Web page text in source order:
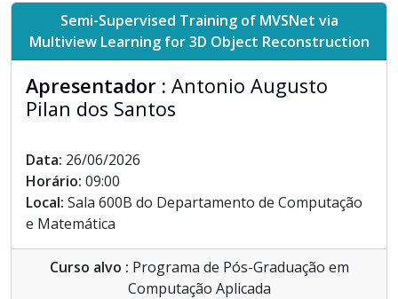
Semi-Supervised Training of MVSNet via
Multiview Learning for 3D Object Reconstruction
Apresentador : Antonio Augusto
Pilan dos Santos
Data: 26/06/2026
Horário: 09:00
Local: Sala 600B do Departamento de Computação
e Matemática
Curso alvo : Programa de Pós-Graduação em
Computação Aplicada